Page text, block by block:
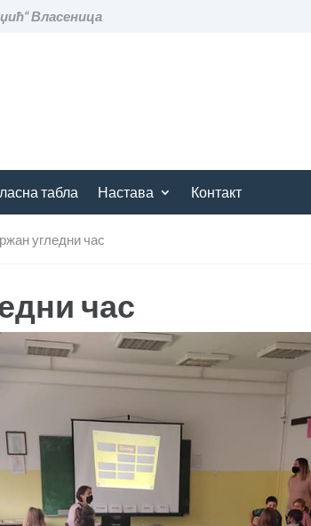
Власеница
табла Настава Контакт
угледни час
час